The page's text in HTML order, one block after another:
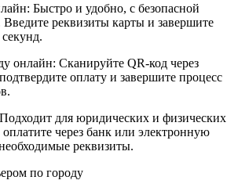
Быстро и удобно, с безопасной
реквизиты карты и завершите
онлайн: Сканируйте QR-код через
оплату и завершите процесс
для юридических и физических
через банк или электронную
реквизиты.
по городу